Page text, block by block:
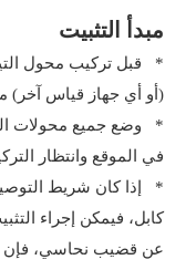
مبدأ التثبيت
* قبل تركيب محول
(أو أي جهاز قياس آخر)
* وضع جميع محولات
في الموقع وانتظار
* إذا كان شريط
كابل، فيمكن إجراء
عن قضيب نحاسي، فإن